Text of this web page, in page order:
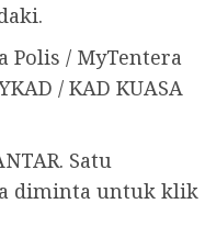
Polis / MyTentera
/ KAD KUASA
Satu
diminta untuk klik